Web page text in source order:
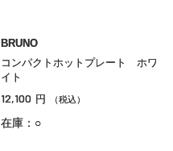
BRUNO
コンパクトホットプレート ホワ
イト
12,100 円 （税込）
在庫：○